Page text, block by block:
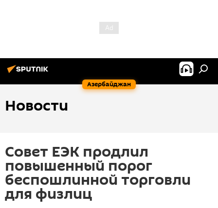
Азербайджан
Новости
Совет ЕЭК продлил
повышенный порог
беспошлинной торговли
для физлиц